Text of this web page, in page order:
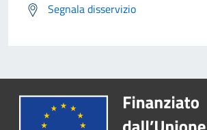
Segnala disservizio